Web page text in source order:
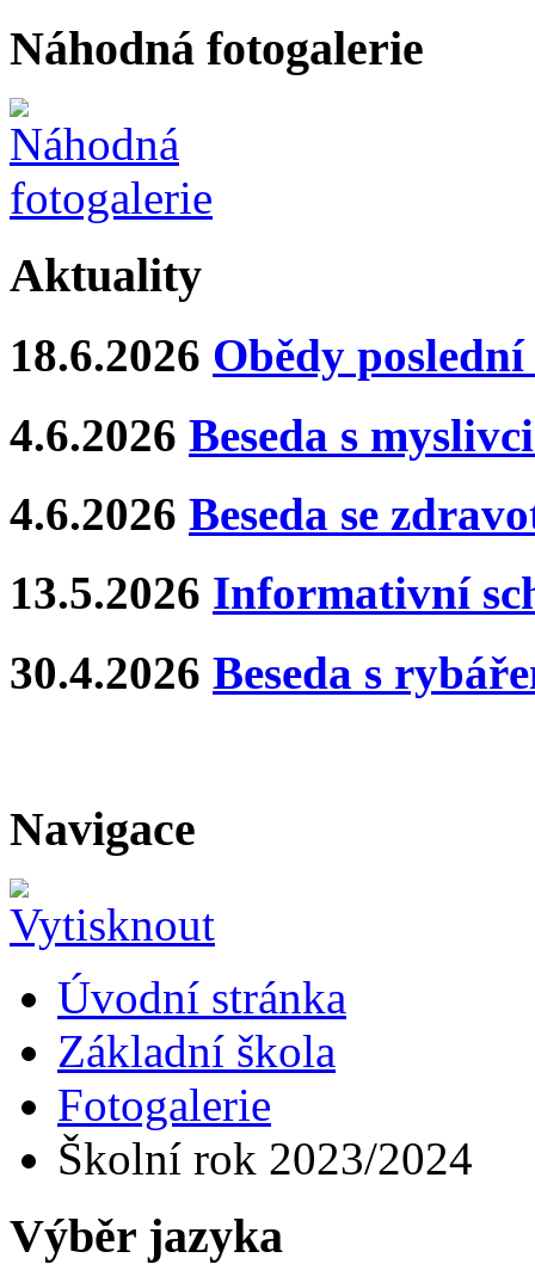
Náhodná fotogalerie
Aktuality
18.6.2026 Obědy
4.6.2026 Beseda s
4.6.2026 Beseda se
13.5.2026 Informativní
30.4.2026 Beseda s
Navigace
Úvodní stránka
Základní škola
Fotogalerie
Školní rok 2023/2024
Výběr jazyka